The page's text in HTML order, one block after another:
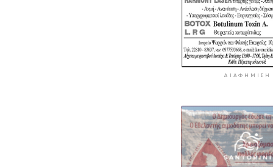
ΔΙΑΦΉΜΙΣΗ